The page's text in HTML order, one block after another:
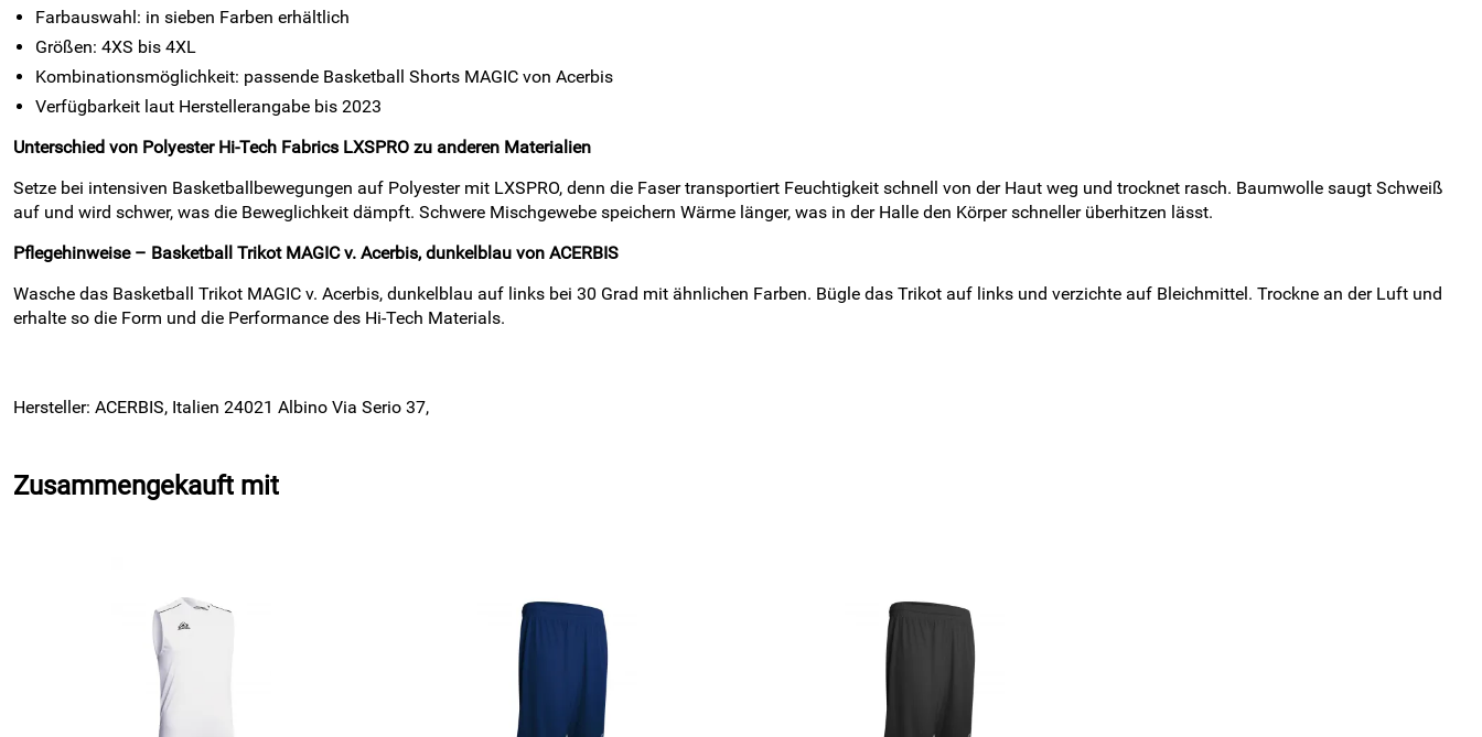
Farbauswahl: in sieben Farben erhältlich
Größen: 4XS bis 4XL
Kombinationsmöglichkeit: passende Basketball Shorts MAGIC von Acerbis
Verfügbarkeit laut Herstellerangabe bis 2023
Unterschied von Polyester Hi-Tech Fabrics LXSPRO zu anderen Materialien
Setze bei intensiven Basketballbewegungen auf Polyester mit LXSPRO, denn die Faser transportiert Feuchtigkeit schnell von der Haut weg und trocknet rasch. Baumwolle saugt Schweiß
auf und wird schwer, was die Beweglichkeit dämpft. Schwere Mischgewebe speichern Wärme länger, was in der Halle den Körper schneller überhitzen lässt.
Pflegehinweise – Basketball Trikot MAGIC v. Acerbis, dunkelblau von ACERBIS
Wasche das Basketball Trikot MAGIC v. Acerbis, dunkelblau auf links bei 30 Grad mit ähnlichen Farben. Bügle das Trikot auf links und verzichte auf Bleichmittel. Trockne an der Luft und
erhalte so die Form und die Performance des Hi-Tech Materials.
Hersteller: ACERBIS, Italien 24021 Albino Via Serio 37,
Zusammengekauft mit